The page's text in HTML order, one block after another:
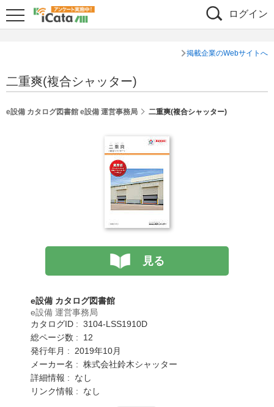
ログイン
掲載企業のWebサイトへ
二重爽(複合シャッター)
e設備 カタログ図書館 e設備 運営事務局 二重爽(複合シャッター)
見る
e設備 カタログ図書館
e設備 運営事務局
カタログID : 3104-LSS1910D
総ページ数 : 12
発行年月 : 2019年10月
メーカー名 : 株式会社鈴木シャッター
詳細情報 : なし
リンク情報 : なし